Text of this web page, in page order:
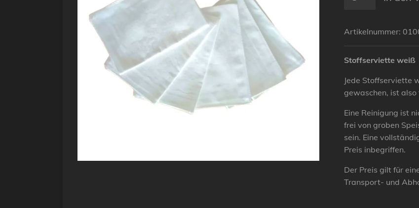
Artikelnummer:
Stoffserviette weiß
Jede Stoffserviette
gewaschen, ist also
Eine Reinigung ist
frei von groben
sein. Eine
Preis inbegriffen.
Der Preis gilt für
Transport- und